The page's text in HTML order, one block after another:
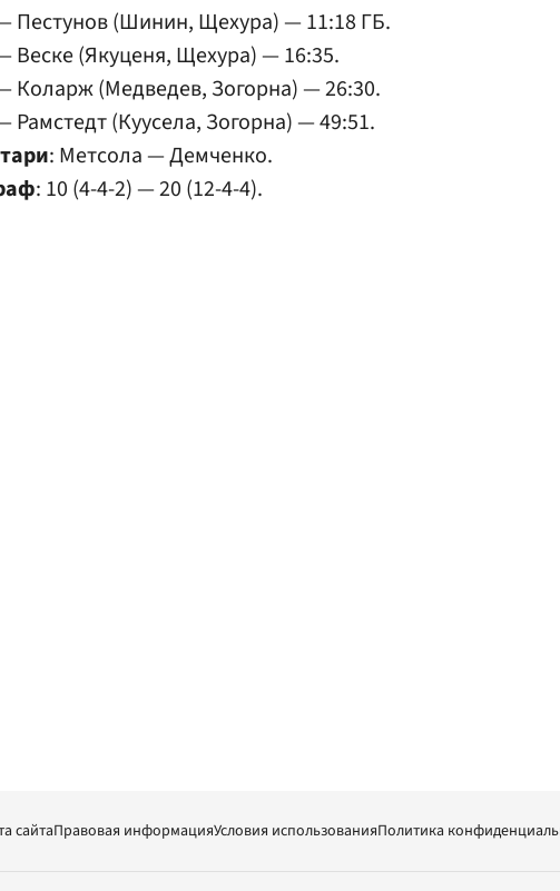
Пестунов (Шинин, Щехура) — 11:18 ГБ.
Веске (Якуценя, Щехура) — 16:35.
Коларж (Медведев, Зогорна) — 26:30.
Рамстедт (Куусела, Зогорна) — 49:51.
: Метсола — Демченко.
: 10 (4-4-2) — 20 (12-4-4).
сайтаПравовая информацияУсловия использованияПолитика